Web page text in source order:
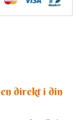
direkt i din